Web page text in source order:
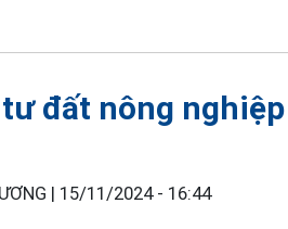
đất nông
| 15/11/2024 - 16:44